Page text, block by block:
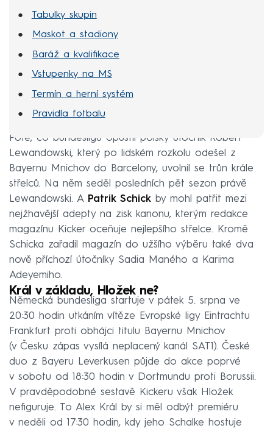
Tabulky skupin
Maskot a stadiony
Baráž a kvalifikace
Vstupenky na MS
Termín a herní systém
Pravidla fotbalu
Poté, co bundesligu opustil polský útočník Robert
Lewandowski, který po lidském rozkolu odešel z
Bayernu Mnichov do Barcelony, uvolnil se trůn krále
střelců. Na něm seděl posledních pět sezon právě
Lewandowski. A Patrik Schick by mohl patřit mezi
nejžhavější adepty na zisk kanonu, kterým redakce
magazínu Kicker oceňuje nejlepšího střelce. Kromě
Schicka zařadil magazín do užšího výběru také dva
nově příchozí útočníky Sadia Maného a Karima
Adeyemiho.
Král v základu, Hložek ne?
Německá bundesliga startuje v pátek 5. srpna ve
20:30 hodin utkáním vítěze Evropské ligy Eintrachtu
Frankfurt proti obhájci titulu Bayernu Mnichov
(v Česku zápas vysílá neplacený kanál SAT1). České
duo z Bayeru Leverkusen půjde do akce poprvé
v sobotu od 18:30 hodin v Dortmundu proti Borussii.
V pravděpodobné sestavě Kickeru však Hložek
nefiguruje. To Alex Král by si měl odbýt premiéru
v neděli od 17:30 hodin, kdy jeho Schalke hostuje